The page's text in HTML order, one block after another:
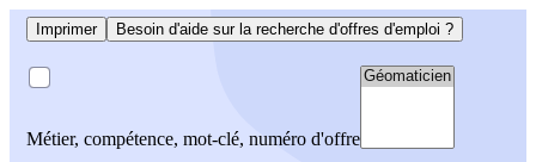
Imprimer Besoin d'aide sur la recherche d'offres d'emploi ?
Métier, compétence, mot-clé, numéro d'offre